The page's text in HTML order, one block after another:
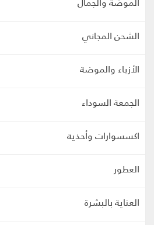
الشحن المجاني
الأزياء والموضة
الجمعة السوداء
اكسسوارات وأحذية
العطور
العناية بالبشرة